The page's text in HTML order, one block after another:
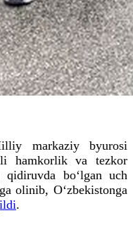
markaziy byurosi
hamkorlik va tezkor
qidiruvda boʻlgan uch
olinib, Oʻzbekistonga
.